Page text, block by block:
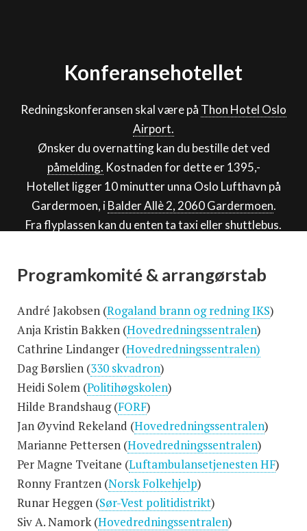
Konferansehotellet
Redningskonferansen skal være på Thon Hotel Oslo
Airport.
Ønsker du overnatting kan du bestille det ved
påmelding. Kostnaden for dette er 1395,-
Hotellet ligger 10 minutter unna Oslo Lufthavn på
Gardermoen, iBalder Allè 2, 2060 Gardermoen.
Fra flyplassen kan du enten ta taxi eller shuttlebus.
rett ved hotellet.
Programkomité & arrangørstab
André Jakobsen (Rogaland brann og redning IKS)
Anja Kristin Bakken (Hovedredningssentralen)
Cathrine Lindanger (Hovedredningssentralen)
Dag Børslien (330 skvadron)
Heidi Solem (Politihøgskolen)
Hilde Brandshaug (FORF)
Jan Øyvind Rekeland (Hovedredningssentralen)
Marianne Pettersen (Hovedredningssentralen)
Per Magne Tveitane (Luftambulansetjenesten HF)
Ronny Frantzen (Norsk Folkehjelp)
Runar Heggen (Sør-Vest politidistrikt)
Siv A. Namork (Hovedredningssentralen)